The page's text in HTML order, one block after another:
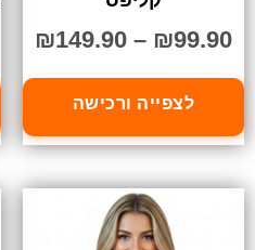
₪99.90
–
₪149.90
לצפייה ורכישה